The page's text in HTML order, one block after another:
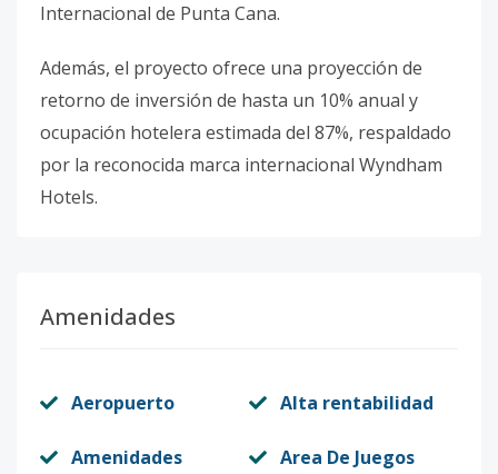
Internacional de Punta Cana.
Además, el proyecto ofrece una proyección de
retorno de inversión de hasta un 10% anual y
ocupación hotelera estimada del 87%, respaldado
por la reconocida marca internacional Wyndham
Hotels.
Amenidades
Aeropuerto Alta rentabilidad
Amenidades Area De Juegos